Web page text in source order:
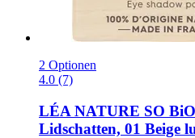
2 Optionen
4.0 (7)
LÉA NATURE SO
Lidschatten, 01 Beige